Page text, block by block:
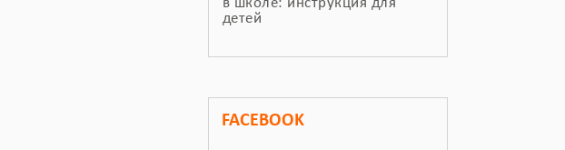
в школе: инструкция для
детей
FACEBOOK